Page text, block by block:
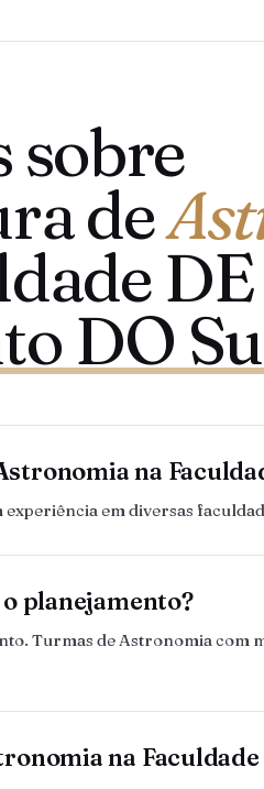
sobre
de
DO
na
em diversas
planejamento?
Turmas de Astronomia
na